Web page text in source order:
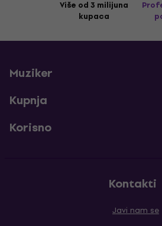
Više od 3 milijuna
kupaca
Muziker
Kupnja
Korisno
Kontakti
Javi nam se